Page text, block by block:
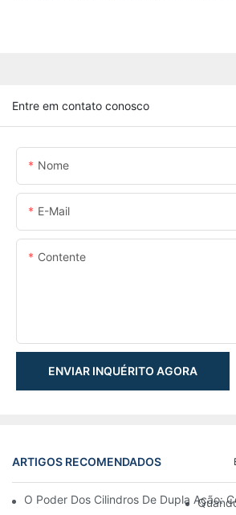
Entre em contato conosco
Nome
E-Mail
Contente
ENVIAR INQUÉRITO AGORA
ARTIGOS RECOMENDADOS
O Poder Dos Cilindros De Dupla Ação: